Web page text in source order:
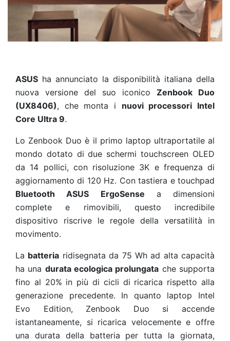
ASUS ha annunciato la disponibilità italiana della
nuova versione del suo iconico Zenbook Duo
(UX8406), che monta i nuovi processori Intel
Core Ultra 9.
Lo Zenbook Duo è il primo laptop ultraportatile al
mondo dotato di due schermi touchscreen OLED
da 14 pollici, con risoluzione 3K e frequenza di
aggiornamento di 120 Hz. Con tastiera e touchpad
Bluetooth ASUS ErgoSense a dimensioni
complete e rimovibili, questo incredibile
dispositivo riscrive le regole della versatilità in
movimento.
La batteria ridisegnata da 75 Wh ad alta capacità
ha una durata ecologica prolungata che supporta
fino al 20% in più di cicli di ricarica rispetto alla
generazione precedente. In quanto laptop Intel
Evo Edition, Zenbook Duo si accende
istantaneamente, si ricarica velocemente e offre
una durata della batteria per tutta la giornata,